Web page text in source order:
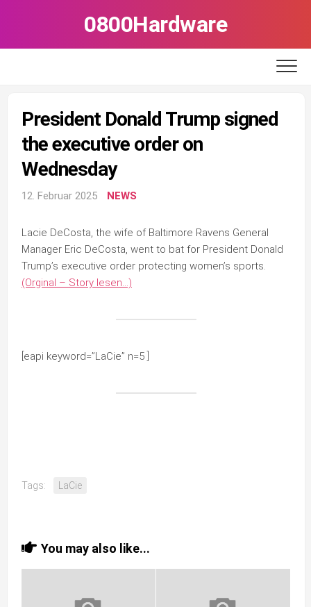
0800Hardware
President Donald Trump signed
the executive order on
Wednesday
12. Februar 2025 NEWS
Lacie DeCosta, the wife of Baltimore Ravens General
Manager Eric DeCosta, went to bat for President Donald
Trump’s executive order protecting women’s sports.
(Orginal – Story lesen…)
[eapi keyword=”LaCie” n=5 ]
Tags: LaCie
You may also like...